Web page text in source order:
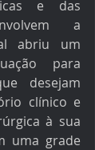
e das
a
abriu um
para
desejam
clínico e
à sua
uma grade